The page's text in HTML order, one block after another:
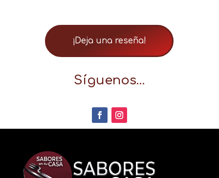
¡Deja una reseña!
Síguenos…